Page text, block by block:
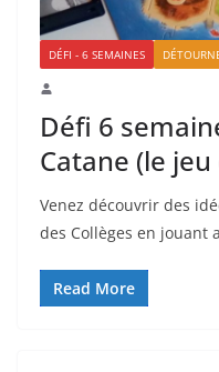
DÉFI - 6 SEMAINES
Défi 6
Catane (le
Venez découvrir des
des Collèges en jouant
Read More